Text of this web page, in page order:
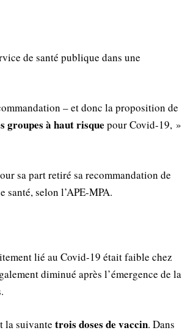
de santé publique dans une
– et donc la proposition de
groupes à haut risque pour Covid-19, »
sa part retiré sa recommandation de
santé, selon l’APE-MPA.
lié au Covid-19 était faible chez
diminué après l’émergence de la
la suivante trois doses de vaccin. Dans